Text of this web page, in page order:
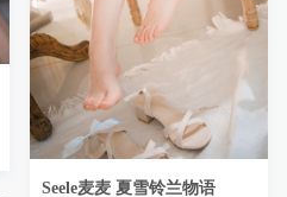
Seele麦麦 夏雪铃兰物语